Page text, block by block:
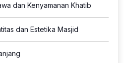
dan Kenyamanan Khatib
dan Estetika Masjid